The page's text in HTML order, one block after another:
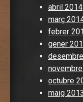
abril 2014
març
febrer
gener
octubre
maig 2013